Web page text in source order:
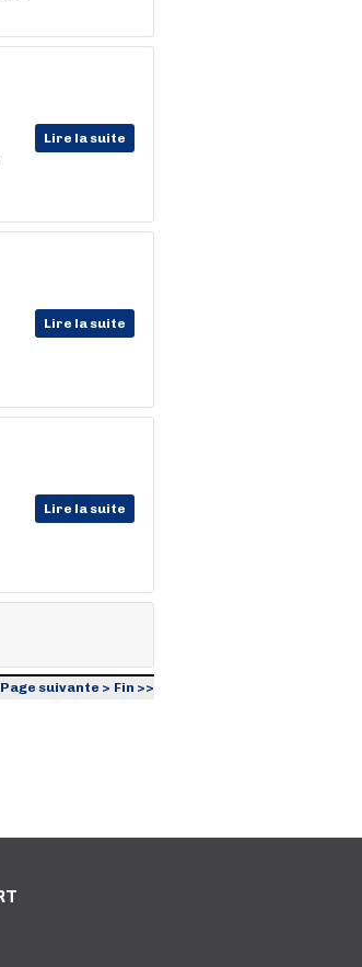
Lire la suite
Lire la suite
Lire la suite
Page suivante > Fin >>